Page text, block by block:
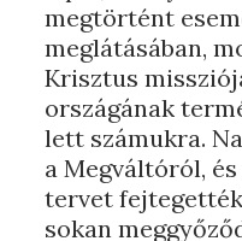
megtörtént
meglátásában,
Krisztus
országának
lett számukra.
a Megváltóról,
tervet
sokan